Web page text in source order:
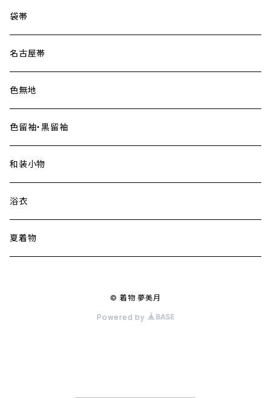
大島紬
袋帯
名古屋帯
色無地
色留袖・黒留袖
和装小物
浴衣
夏着物
© 着物 夢美月
Powered by